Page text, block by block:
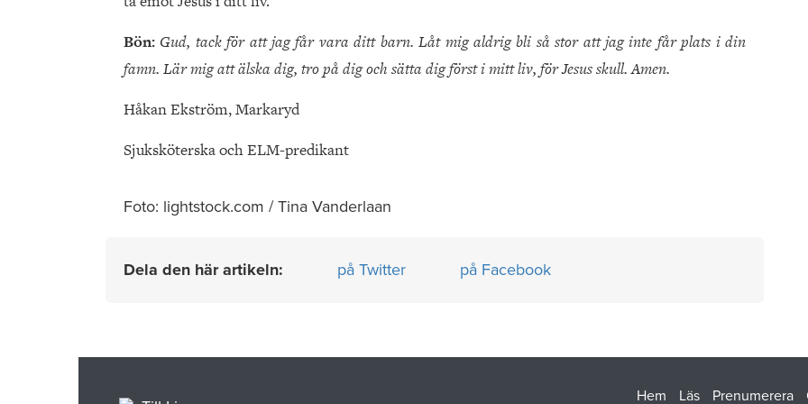
Bön: Gud, tack för att jag får vara ditt barn. Låt mig aldrig bli så stor att jag inte får plats i din
famn. Lär mig att älska dig, tro på dig och sätta dig först i mitt liv, för Jesus skull. Amen.
Håkan Ekström, Markaryd
Sjuksköterska och ELM-predikant
Foto: lightstock.com / Tina Vanderlaan
Dela den här artikeln: på Twitter på Facebook
Hem Läs Prenumerera